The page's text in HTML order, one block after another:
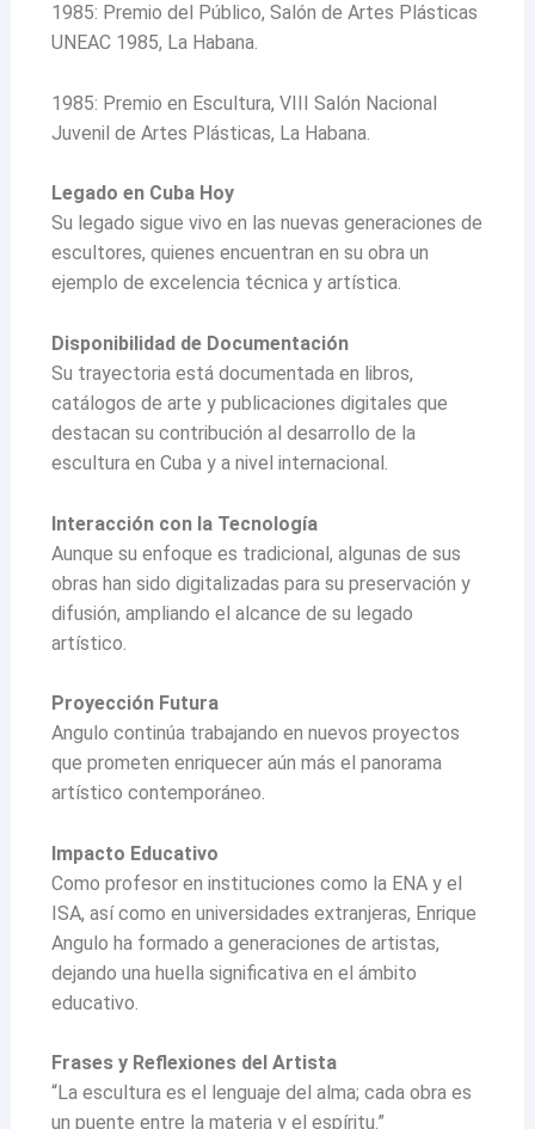
1985: Premio del Público, Salón de Artes Plásticas
UNEAC 1985, La Habana.
1985: Premio en Escultura, VIII Salón Nacional
Juvenil de Artes Plásticas, La Habana.
Legado en Cuba Hoy
Su legado sigue vivo en las nuevas generaciones de
escultores, quienes encuentran en su obra un
ejemplo de excelencia técnica y artística.
Disponibilidad de Documentación
Su trayectoria está documentada en libros,
catálogos de arte y publicaciones digitales que
destacan su contribución al desarrollo de la
escultura en Cuba y a nivel internacional.
Interacción con la Tecnología
Aunque su enfoque es tradicional, algunas de sus
obras han sido digitalizadas para su preservación y
difusión, ampliando el alcance de su legado
artístico.
Proyección Futura
Angulo continúa trabajando en nuevos proyectos
que prometen enriquecer aún más el panorama
artístico contemporáneo.
Impacto Educativo
Como profesor en instituciones como la ENA y el
ISA, así como en universidades extranjeras, Enrique
Angulo ha formado a generaciones de artistas,
dejando una huella significativa en el ámbito
educativo.
Frases y Reflexiones del Artista
“La escultura es el lenguaje del alma; cada obra es
un puente entre la materia y el espíritu.”